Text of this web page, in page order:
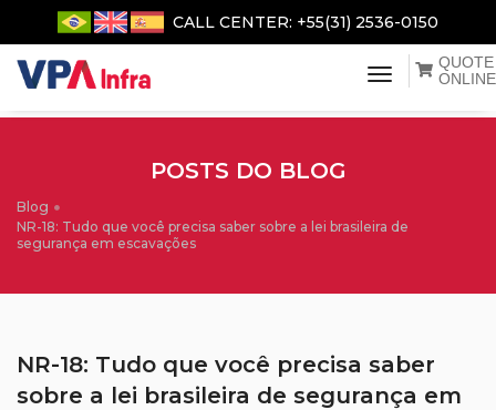
CALL CENTER: +55(31) 2536-0150
menu de
QUOTE
ONLINE
POSTS DO BLOG
Blog
NR-18: Tudo que você precisa saber sobre a lei brasileira de
segurança em escavações
NR-18: Tudo que você precisa saber
sobre a lei brasileira de segurança em